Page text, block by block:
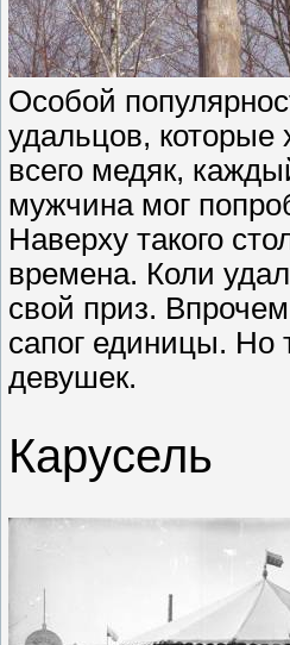
Особой
удальцов, которые
всего медяк,
мужчина мог
Наверху такого
времена. Коли
свой приз.
сапог единицы. Но
девушек.
Карусель